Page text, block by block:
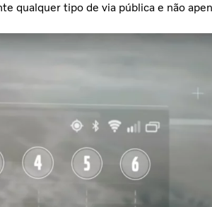
qualquer tipo de via pública e não